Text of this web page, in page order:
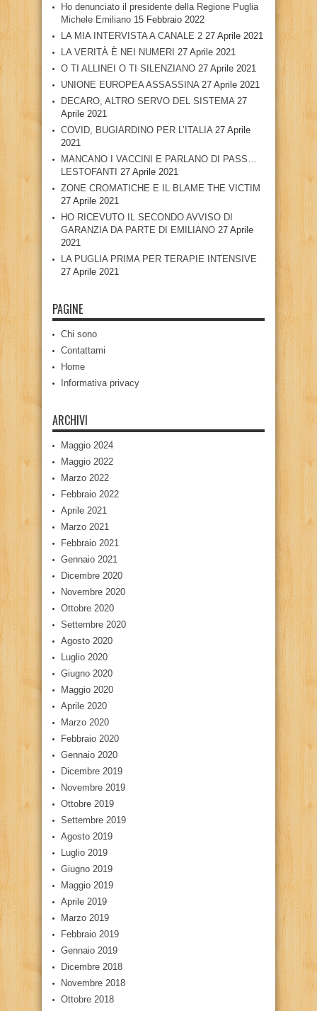
Ho denunciato il presidente della Regione Puglia
Michele Emiliano 15 Febbraio 2022
LA MIA INTERVISTA A CANALE 2 27 Aprile 2021
LA VERITÀ È NEI NUMERI 27 Aprile 2021
O TI ALLINEI O TI SILENZIANO 27 Aprile 2021
UNIONE EUROPEA ASSASSINA 27 Aprile 2021
DECARO, ALTRO SERVO DEL SISTEMA 27
Aprile 2021
COVID, BUGIARDINO PER L’ITALIA 27 Aprile
2021
MANCANO I VACCINI E PARLANO DI PASS…
LESTOFANTI 27 Aprile 2021
ZONE CROMATICHE E IL BLAME THE VICTIM
27 Aprile 2021
HO RICEVUTO IL SECONDO AVVISO DI
GARANZIA DA PARTE DI EMILIANO 27 Aprile
2021
LA PUGLIA PRIMA PER TERAPIE INTENSIVE
27 Aprile 2021
PAGINE
Chi sono
Contattami
Home
Informativa privacy
ARCHIVI
Maggio 2024
Maggio 2022
Marzo 2022
Febbraio 2022
Aprile 2021
Marzo 2021
Febbraio 2021
Gennaio 2021
Dicembre 2020
Novembre 2020
Ottobre 2020
Settembre 2020
Agosto 2020
Luglio 2020
Giugno 2020
Maggio 2020
Aprile 2020
Marzo 2020
Febbraio 2020
Gennaio 2020
Dicembre 2019
Novembre 2019
Ottobre 2019
Settembre 2019
Agosto 2019
Luglio 2019
Giugno 2019
Maggio 2019
Aprile 2019
Marzo 2019
Febbraio 2019
Gennaio 2019
Dicembre 2018
Novembre 2018
Ottobre 2018